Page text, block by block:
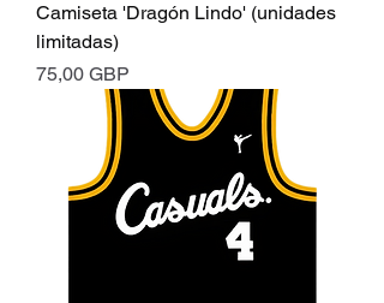
Camiseta 'Dragón Lindo' (unidades
limitadas)
Precio
75,00 GBP